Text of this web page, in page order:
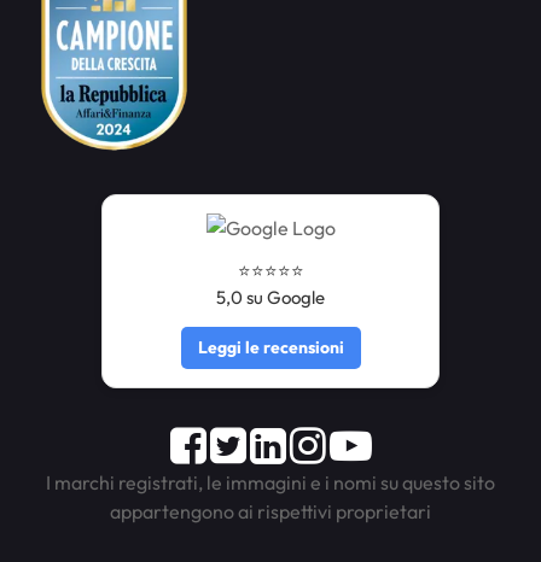
⭐️⭐️⭐️⭐️⭐️
5,0 su Google
Leggi le recensioni
Facebook
TwitterLinkedInInstagram
Youtube
I marchi registrati, le immagini e i nomi su questo sito
appartengono ai rispettivi proprietari